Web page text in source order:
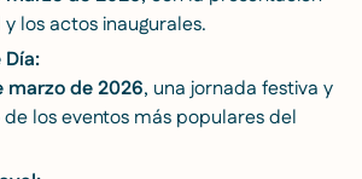
los actos inaugurales.
marzo de 2026, una jornada festiva y
los eventos más populares del